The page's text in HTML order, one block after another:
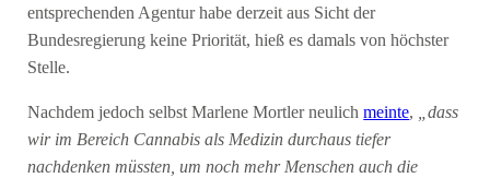
entsprechenden Agentur habe derzeit aus Sicht der
Bundesregierung keine Priorität, hieß es damals von höchster
Stelle.
Nachdem jedoch selbst Marlene Mortler neulichmeinte, „dass
wir im Bereich Cannabis als Medizin durchaus tiefer
nachdenken müssten, um noch mehr Menschen auch die